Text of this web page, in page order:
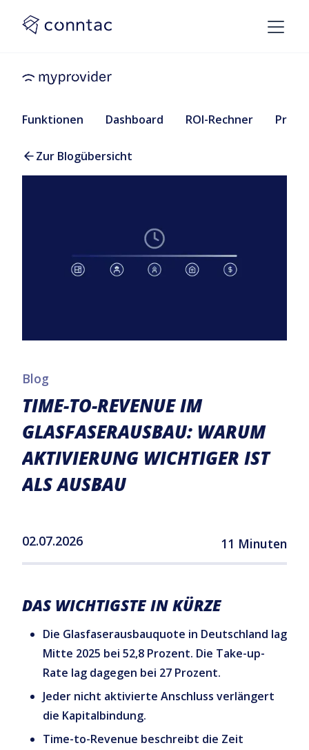
Funktionen Dashboard ROI-Rechner Preise
Zur Blogübersicht
Blog
TIME-TO-REVENUE IM
GLASFASERAUSBAU: WARUM
AKTIVIERUNG WICHTIGER IST
ALS AUSBAU
02.07.2026 11 Minuten
DAS WICHTIGSTE IN KÜRZE
Die Glasfaserausbauquote in Deutschland lag
Mitte 2025 bei 52,8 Prozent. Die Take-up-
Rate lag dagegen bei 27 Prozent.
Jeder nicht aktivierte Anschluss verlängert
die Kapitalbindung.
Time-to-Revenue beschreibt die Zeit